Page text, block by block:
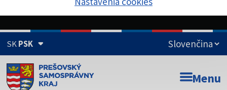
SKPSK
Doména psk.sk je oficiálna Menu